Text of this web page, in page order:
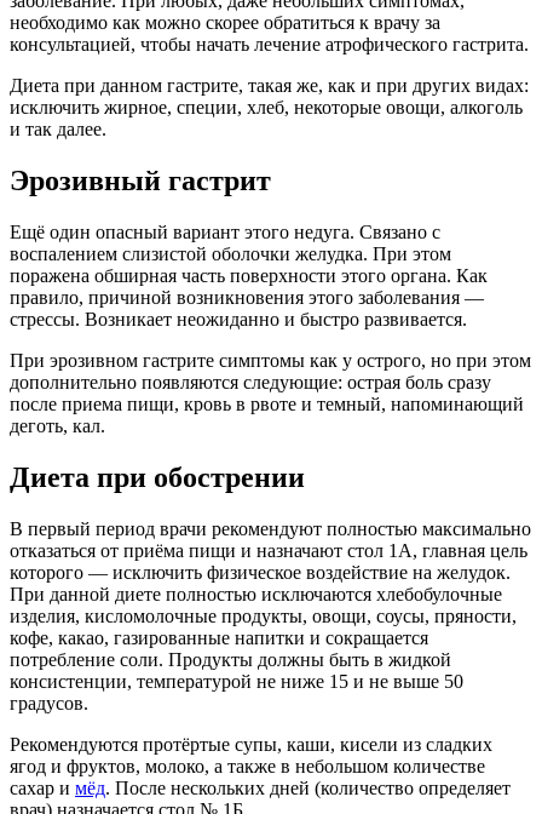
необходимо как можно скорее обратиться к врачу за
консультацией, чтобы начать лечение атрофического гастрита.
Диета при данном гастрите, такая же, как и при других видах:
исключить жирное, специи, хлеб, некоторые овощи, алкоголь
и так далее.
Эрозивный гастрит
Ещё один опасный вариант этого недуга. Связано с
воспалением слизистой оболочки желудка. При этом
поражена обширная часть поверхности этого органа. Как
правило, причиной возникновения этого заболевания —
стрессы. Возникает неожиданно и быстро развивается.
При эрозивном гастрите симптомы как у острого, но при этом
дополнительно появляются следующие: острая боль сразу
после приема пищи, кровь в рвоте и темный, напоминающий
деготь, кал.
Диета при обострении
В первый период врачи рекомендуют полностью максимально
отказаться от приёма пищи и назначают стол 1А, главная цель
которого — исключить физическое воздействие на желудок.
При данной диете полностью исключаются хлебобулочные
изделия, кисломолочные продукты, овощи, соусы, пряности,
кофе, какао, газированные напитки и сокращается
потребление соли. Продукты должны быть в жидкой
консистенции, температурой не ниже 15 и не выше 50
градусов.
Рекомендуются протёртые супы, каши, кисели из сладких
ягод и фруктов, молоко, а также в небольшом количестве
сахар и мёд. После нескольких дней (количество определяет
врач) назначается стол № 1Б.